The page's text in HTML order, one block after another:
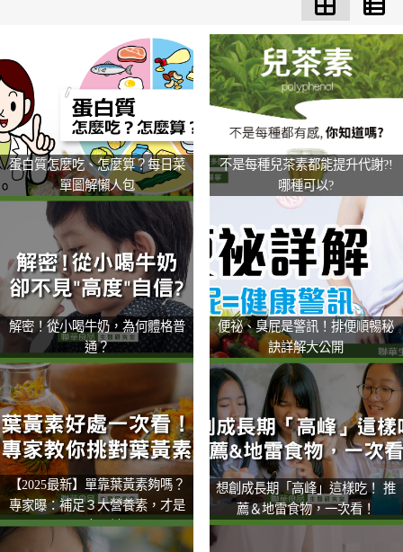
蛋白質怎麼吃、怎麼算？每日菜
單圖解懶人包
不是每種兒茶素都能提升代謝?!
哪種可以?
解密！從小喝牛奶，為何體格普
通？
便祕、臭屁是警訊！排便順暢秘
訣詳解大公開
【2025最新】單靠葉黃素夠嗎？
專家曝：補足３大營養素，才是
晶亮關鍵
想創成長期「高峰」這樣吃！ 推
薦＆地雷食物，一次看！